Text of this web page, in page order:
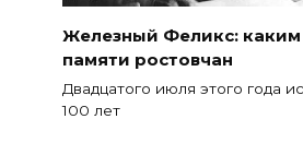
Железный Феликс: каким
памяти ростовчан
Двадцатого июля этого года
100 лет